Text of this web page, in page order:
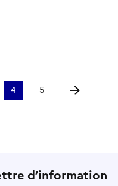
4 5 Aller à la
d’information